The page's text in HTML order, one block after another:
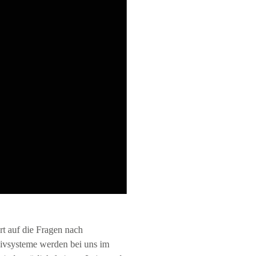
auf die Fragen nach
werden bei uns im
sind natürlich frei von Leim und